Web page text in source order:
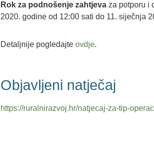
Rok za podnošenje zahtjeva za potporu i
2020. godine od 12:00 sati do 11. siječnja
Detaljnije pogledajteovdje.
Objavljeni natječaj
https://ruralnirazvoj.hr/natjecaj-za-tip-